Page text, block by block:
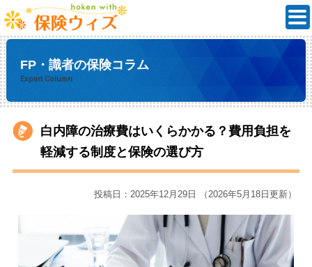
FP・識者の保険コラム
Expart Column
白内障の治療費はいくらかかる？費用負担を
軽減する制度と保険の選び方
投稿日：2025年12月29日 （2026年5月18日更新）